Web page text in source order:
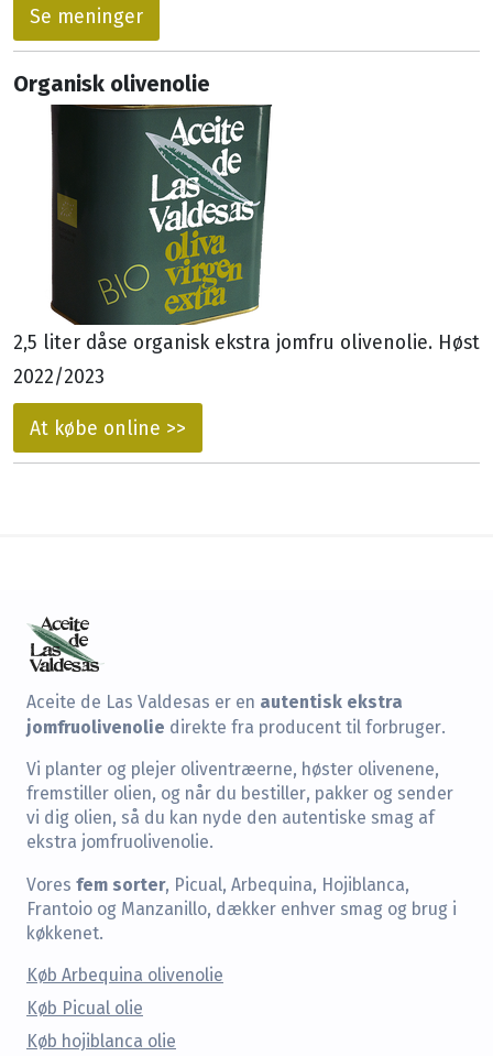
Se meninger
Organisk olivenolie
2,5 liter dåse organisk ekstra jomfru olivenolie. Høst
2022/2023
At købe online >>
Aceite de Las Valdesas er en autentisk ekstra
jomfruolivenolie direkte fra producent til forbruger.
Vi planter og plejer oliventræerne, høster olivenene,
fremstiller olien, og når du bestiller, pakker og sender
vi dig olien, så du kan nyde den autentiske smag af
ekstra jomfruolivenolie.
Vores fem sorter, Picual, Arbequina, Hojiblanca,
Frantoio og Manzanillo, dækker enhver smag og brug i
køkkenet.
Køb Arbequina olivenolie
Køb Picual olie
Køb hojiblanca olie